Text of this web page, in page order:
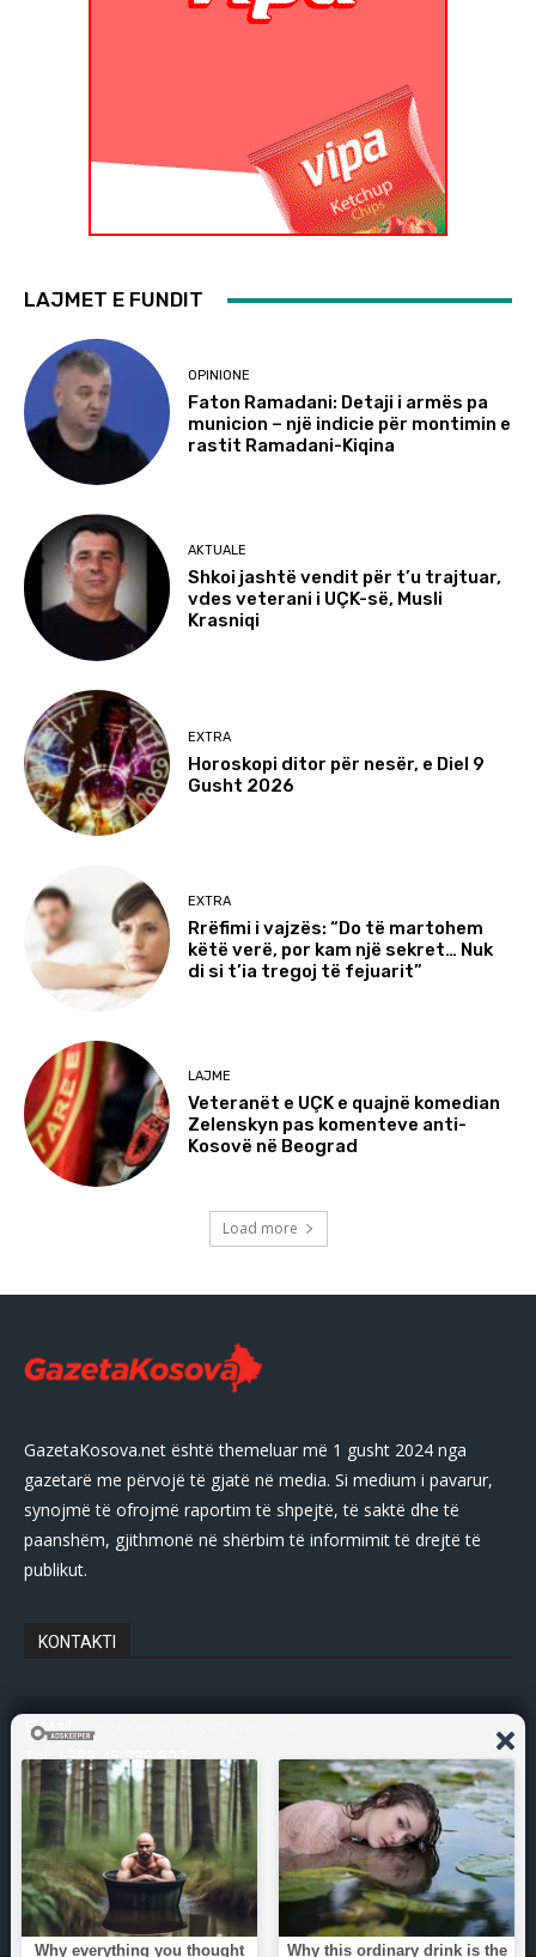
LAJMET E FUNDIT
OPINIONE
Faton Ramadani: Detaji i armës pa
municion – një indicie për montimin e
rastit Ramadani-Kiqina
AKTUALE
Shkoi jashtë vendit për t’u trajtuar,
vdes veterani i UÇK-së, Musli
Krasniqi
EXTRA
Horoskopi ditor për nesër, e Diel 9
Gusht 2026
EXTRA
Rrëfimi i vajzës: “Do të martohem
këtë verë, por kam një sekret… Nuk
di si t’ia tregoj të fejuarit”
LAJME
Veteranët e UÇK e quajnë komedian
Zelenskyn pas komenteve anti-
Kosovë në Beograd
Load more
GazetaKosova.net është themeluar më 1 gusht 2024 nga
gazetarë me përvojë të gjatë në media. Si medium i pavarur,
synojmë të ofrojmë raportim të shpejtë, të saktë dhe të
paanshëm, gjithmonë në shërbim të informimit të drejtë të
publikut.
KONTAKTI
E-Mail:gazetakosovanet@gmail.com
Tel: +383 45 339 807